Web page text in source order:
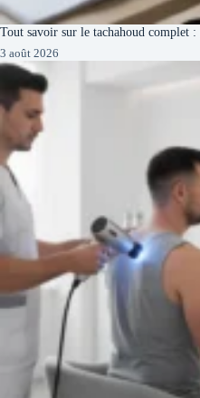
Tout savoir sur le tachahoud complet
3 août 2026